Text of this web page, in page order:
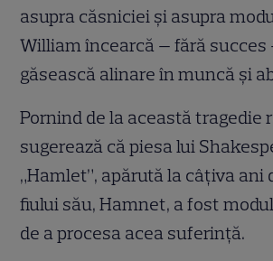
asupra căsniciei și asupra
William încearcă — fără succes
găsească alinare în muncă și
Pornind de la această tragedie
sugerează că piesa lui
„Hamlet”, apărută la câțiva ani
fiului său, Hamnet, a fost
de a procesa acea suferință.